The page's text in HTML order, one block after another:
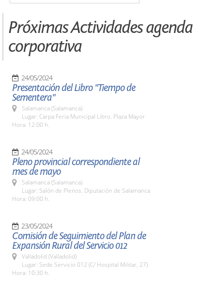
Próximas Actividades agenda
corporativa
24/05/2024
Presentación del Libro "Tiempo de
Sementera"
Salamanca (Salamanca)
Lugar: Carpa Feria Municipal Libro. Plaza Mayor
Hora: 12:00 h.
24/05/2024
Pleno provincial correspondiente al
mes de mayo
Salamanca (Salamanca)
Lugar: Salón de Plenos. Diputación de Salamanca
Hora: 09:00 h.
23/05/2024
Comisión de Seguimiento del Plan de
Expansión Rural del Servicio 012
Valladolid (Valladolid)
Lugar: Sede Servicio 012 (C/ Hospital Militar, 27)
Hora: 10:30 h.